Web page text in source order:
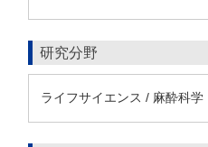
研究分野
ライフサイエンス / 麻酔科学